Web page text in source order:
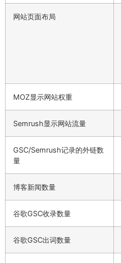
网站页面布局
MOZ显示网站权重
Semrush显示网站流量
GSC/Semrush记录的外链数
量
博客新闻数量
谷歌GSC收录数量
谷歌GSC出词数量